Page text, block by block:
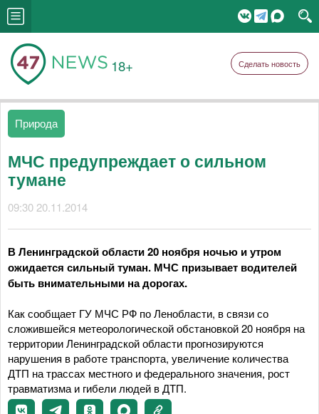
18+ Сделать новость
Природа
МЧС предупреждает о сильном
тумане
09:30 20.11.2014
В Ленинградской области 20 ноября ночью и утром
ожидается сильный туман. МЧС призывает водителей
быть внимательными на дорогах.
Как сообщает ГУ МЧС РФ по Ленобласти, в связи со
сложившейся метеорологической обстановкой 20 ноября на
территории Ленинградской области прогнозируются
нарушения в работе транспорта, увеличение количества
ДТП на трассах местного и федерального значения, рост
травматизма и гибели людей в ДТП.